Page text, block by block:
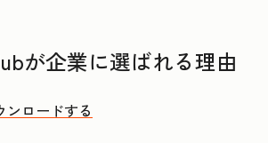
が企業に選ばれる理由
ンロードする